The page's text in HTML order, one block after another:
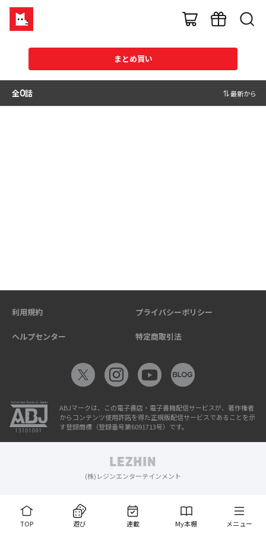
まとめ買い
全0話 最新から
TOP 遊び 連載 My本棚 メニュー
利用規約 プライバシーポリシー
ヘルプセンター 特定商取引法
ABJマークは、この電子書店・電子書籍配信サービスが、著作権者
からコンテンツ使用許諾を得た正規版配信サービスであることを示
す登録商標（登録番号第6091713号）です。
(株)レジンエンターテインメント